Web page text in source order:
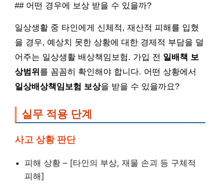
## 어떤 경우에 보상 받을 수 있을까?
일상생활 중 타인에게 신체적, 재산적 피해를 입혔
을 경우, 예상치 못한 상황에 대한 경제적 부담을 덜
어주는 일상생활 배상책임보험. 가입 전 일배책 보
상범위 를 꼼꼼히 확인해야 합니다. 어떤 상황에서
일상배상책임보험 보상을 받을 수 있을까요?
실무 적용 단계
사고 상황 판단
피해 상황 – [타인의 부상, 재물 손괴 등 구체적
피해]